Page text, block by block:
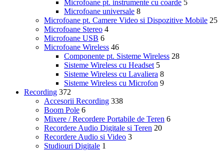
Microfoane pt. instrumente cu coarde 5
Microfoane universale 8
Microfoane pt. Camere Video si Dispozitive Mobile 25
Microfoane Stereo 4
Microfoane USB 6
Microfoane Wireless 46
Componente pt. Sisteme Wireless 28
Sisteme Wireless cu Headset 5
Sisteme Wireless cu Lavaliera 8
Sisteme Wireless cu Microfon 9
Recording 372
Accesorii Recording 338
Boom Pole 6
Mixere / Recordere Portabile de Teren 6
Recordere Audio Digitale si Teren 20
Recordere Audio si Video 3
Studiouri Digitale 1